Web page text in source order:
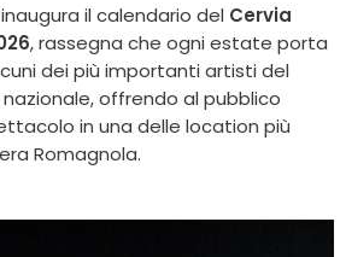
il calendario del Cervia
, rassegna che ogni estate porta
dei più importanti artisti del
offrendo al pubblico
in una delle location più
Romagnola.